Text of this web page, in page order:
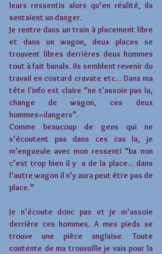
leurs ressentis alors qu’en réalité, ils
sentaient un danger.
Je rentre dans un train à placement libre
et dans un wagon, deux places se
trouvent libres derrières deux hommes
tout à fait banals. Ils semblent revenir du
travail en costard cravate etc... Dans ma
tête l'info est claire “ne t'assoie pas la,
change de wagon, ces deux
hommes=dangers”.
Comme beaucoup de gens qui ne
s’écoutent pas dans ces cas la, je
m’engueule avec mon ressenti “ba non
c’est trop bien il y  a de la place... dans
l’autre wagon il n’y aura peut être pas de
place.”
Je n’écoute donc pas et je m’assoie
derrière ces hommes. A mes pieds se
trouve une pièce anglaise. Toute
contente de ma trouvaille je vais pour la